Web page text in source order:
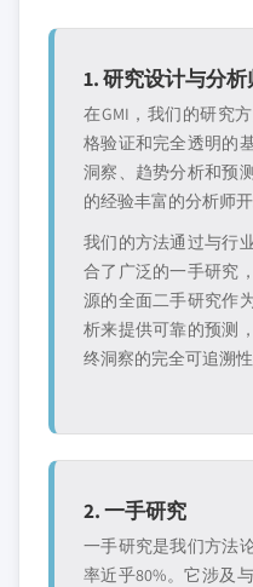
1. 研究设计与分
在GMI，我们的研究
格验证和完全透明的
洞察、趋势分析和预
的经验丰富的分析师开
我们的方法通过与行
合了广泛的一手研究
源的全面二手研究作
析来提供可靠的预测
终洞察的完全可追溯性
2. 一手研究
一手研究是我们方法
率近乎80%。它涉及